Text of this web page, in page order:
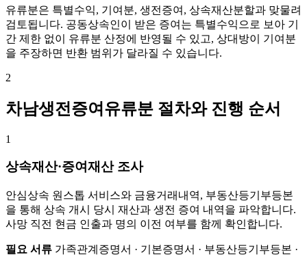
유류분은 특별수익, 기여분, 생전증여, 상속재산분할과 맞물려
검토됩니다. 공동상속인이 받은 증여는 특별수익으로 보아 기
간 제한 없이 유류분 산정에 반영될 수 있고, 상대방이 기여분
을 주장하면 반환 범위가 달라질 수 있습니다.
2
차남생전증여유류분 절차와 진행 순서
1
상속재산·증여재산 조사
안심상속 원스톱 서비스와 금융거래내역, 부동산등기부등본
을 통해 상속 개시 당시 재산과 생전 증여 내역을 파악합니다.
사망 직전 현금 인출과 명의 이전 여부를 함께 확인합니다.
필요 서류 가족관계증명서 · 기본증명서 · 부동산등기부등본 ·